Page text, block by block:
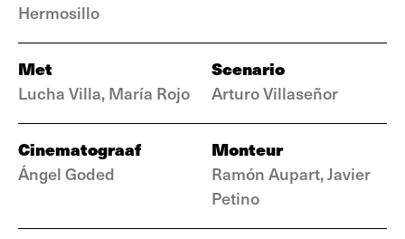
Hermosillo
Met
Lucha Villa, María Rojo
Scenario
Arturo Villaseñor
Cinematograaf
Ángel Goded
Monteur
Ramón Aupart, Javier
Petino